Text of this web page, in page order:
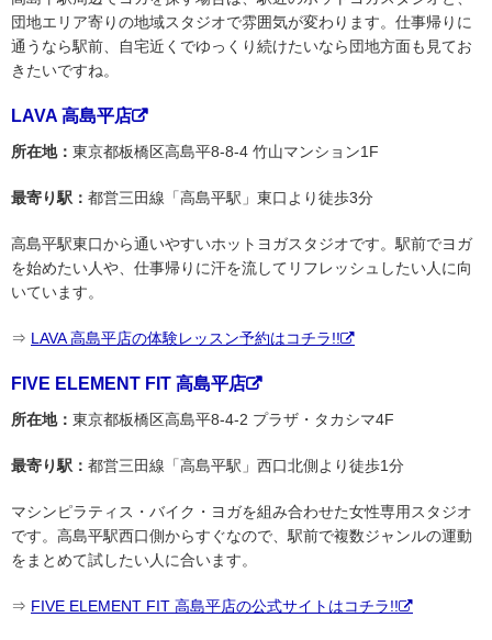
団地エリア寄りの地域スタジオで雰囲気が変わります。仕事帰りに
通うなら駅前、自宅近くでゆっくり続けたいなら団地方面も見てお
きたいですね。
LAVA 高島平店
所在地： 東京都板橋区高島平8-8-4 竹山マンション1F
最寄り駅： 都営三田線「高島平駅」東口より徒歩3分
高島平駅東口から通いやすいホットヨガスタジオです。駅前でヨガ
を始めたい人や、仕事帰りに汗を流してリフレッシュしたい人に向
いています。
⇒ LAVA 高島平店の体験レッスン予約はコチラ!!
FIVE ELEMENT FIT 高島平店
所在地： 東京都板橋区高島平8-4-2 プラザ・タカシマ4F
最寄り駅： 都営三田線「高島平駅」西口北側より徒歩1分
マシンピラティス・バイク・ヨガを組み合わせた女性専用スタジオ
です。高島平駅西口側からすぐなので、駅前で複数ジャンルの運動
をまとめて試したい人に合います。
⇒ FIVE ELEMENT FIT 高島平店の公式サイトはコチラ!!